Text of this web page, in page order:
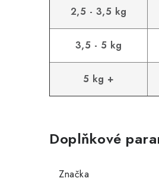
2,5 - 3,5 kg
3,5 - 5 kg
5 kg +
Doplňkové
Značka